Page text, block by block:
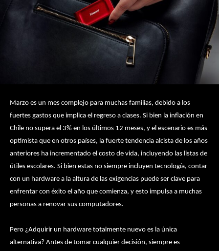
Marzo es un mes complejo para muchas familias, debido a los
fuertes gastos que implica el regreso a clases. Si bien la inflación en
Chile no supera el 3% en los últimos 12 meses, y el escenario es más
optimista que en otros países, la fuerte tendencia alcista de los años
anteriores ha incrementado el costo de vida, incluyendo las listas de
útiles escolares. Si bien estas no siempre incluyen tecnología, contar
con un hardware a la altura de las exigencias puede ser clave para
enfrentar con éxito el año que comienza, y esto impulsa a muchas
personas a renovar sus computadores.
Pero ¿Adquirir un hardware totalmente nuevo es la única
alternativa? Antes de tomar cualquier decisión, siempre es